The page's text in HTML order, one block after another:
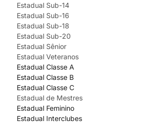
Estadual Sub-14
Estadual Sub-16
Estadual Sub-18
Estadual Sub-20
Estadual Sênior
Estadual Veteranos
Estadual Classe A
Estadual Classe B
Estadual Classe C
Estadual de Mestres
Estadual Feminino
Estadual Interclubes